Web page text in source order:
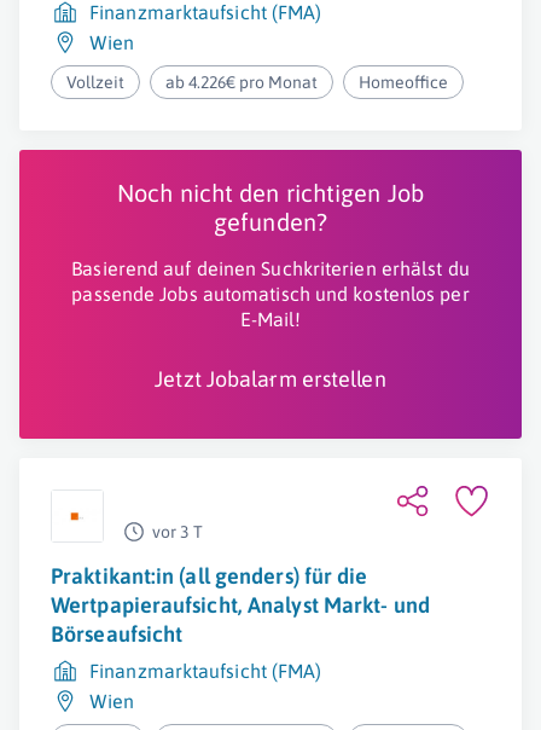
Finanzmarktaufsicht (FMA)
Wien
Vollzeit ab 4.226€ pro Monat Homeoffice
Noch nicht den richtigen Job
gefunden?
Basierend auf deinen Suchkriterien erhälst du
passende Jobs automatisch und kostenlos per
E-Mail!
Jetzt Jobalarm erstellen
vor 3 T
Praktikant:in (all genders) für die
Wertpapieraufsicht, Analyst Markt- und
Börseaufsicht
Finanzmarktaufsicht (FMA)
Wien